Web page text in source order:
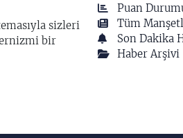
sizleri
bir
Puan
Tüm
Son Dakika
Haber Arşivi